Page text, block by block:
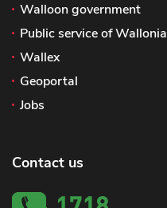
Walloon government
Public service of Wallonia
Wallex
Geoportal
Jobs
Contact us